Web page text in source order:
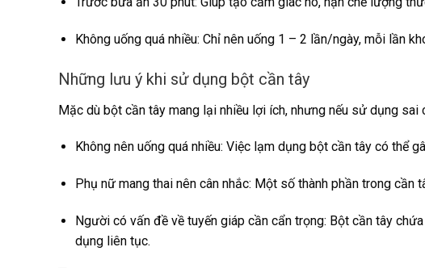
Không uống quá nhiều: Chỉ nên uống 1 – 2 lần/ngày, mỗi lần
Những lưu ý khi sử dụng bột cần tây
Mặc dù bột cần tây mang lại nhiều lợi ích, nhưng nếu sử dụng
Không nên uống quá nhiều: Việc lạm dụng bột cần tây có thể
Phụ nữ mang thai nên cân nhắc: Một số thành phần trong cần
Người có vấn đề về tuyến giáp cần cẩn trọng: Bột cần tây
dụng liên tục.